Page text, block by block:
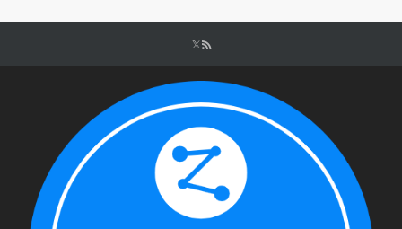
ー